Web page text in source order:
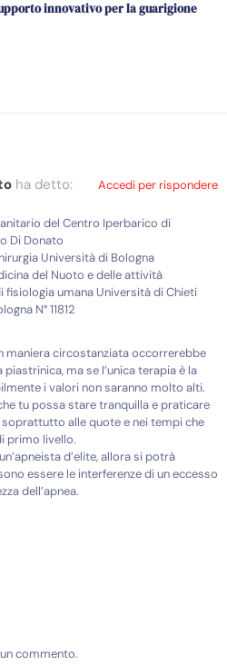
innovativo per la guarigione
ha detto:
del Centro Iperbarico di
Di Donato
Università di Bologna
del Nuoto e delle attività
umana Università di Chieti
N° 11812
maniera circostanziata occorrerebbe
ma se l’unica terapia è la
i valori non saranno molto alti.
tu possa stare tranquilla e praticare
soprattutto alle quote e nei tempi che
primo livello.
d’elite, allora si potrà
essere le interferenze di un eccesso
dell’apnea.
Accedi per rispondere
commento.